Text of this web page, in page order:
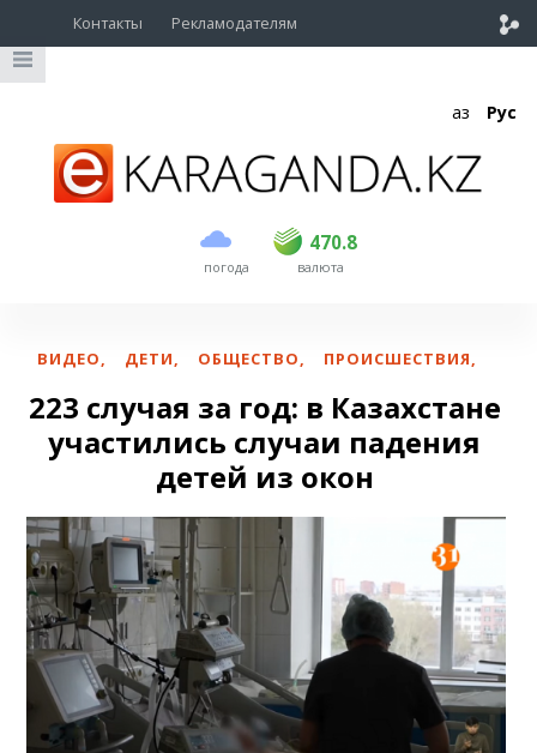
Контакты Рекламодателям
Қаз Рус
погода
470.8
USD 468.5 470.8
EUR валюта
ВИДЕО, ДЕТИ, ОБЩЕСТВО, ПРОИСШЕСТВИЯ,
223 случая за год: в Казахстане
участились случаи падения
детей из окон